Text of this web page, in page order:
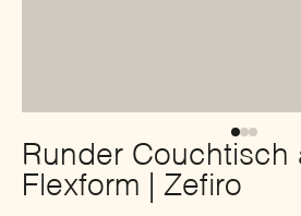
Runder Couchtisch
Flexform | Zefiro